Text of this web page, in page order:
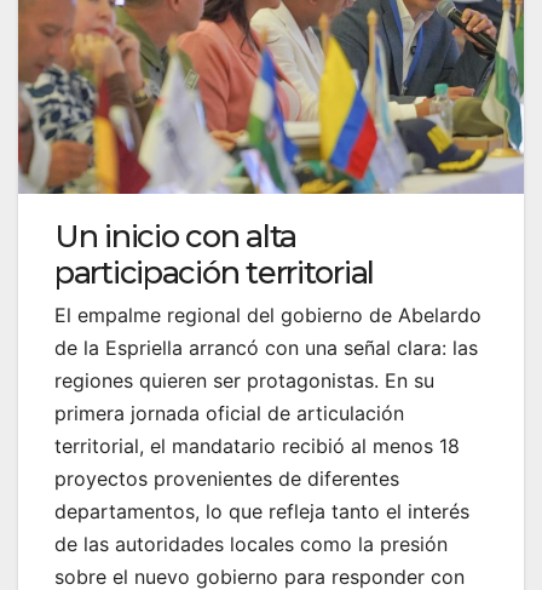
Un inicio con alta
participación territorial
El empalme regional del gobierno de Abelardo
de la Espriella arrancó con una señal clara: las
regiones quieren ser protagonistas. En su
primera jornada oficial de articulación
territorial, el mandatario recibió al menos 18
proyectos provenientes de diferentes
departamentos, lo que refleja tanto el interés
de las autoridades locales como la presión
sobre el nuevo gobierno para responder con